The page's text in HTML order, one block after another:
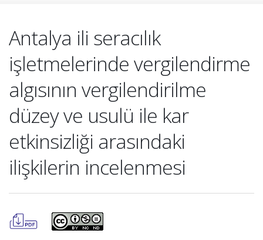
Antalya ili seracılık
işletmelerinde vergilendirme
algısının vergilendirilme
düzey ve usulü ile kar
etkinsizliği arasındaki
ilişkilerin incelenmesi